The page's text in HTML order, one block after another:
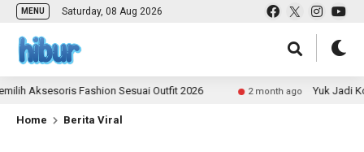
MENU Saturday, 08 Aug 2026
Fashion Sesuai Outfit 2026 2 month ago Yuk Jadi
Home Berita Viral